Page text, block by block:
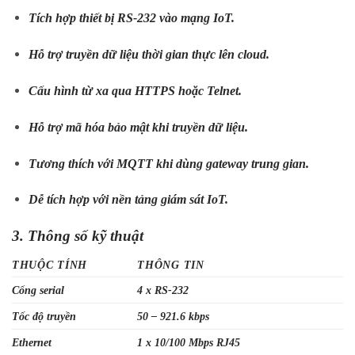
Tích hợp thiết bị RS-232 vào mạng IoT.
Hỗ trợ truyền dữ liệu thời gian thực lên cloud.
Cấu hình từ xa qua HTTPS hoặc Telnet.
Hỗ trợ mã hóa bảo mật khi truyền dữ liệu.
Tương thích với MQTT khi dùng gateway trung gian.
Dễ tích hợp với nền tảng giám sát IoT.
3. Thông số kỹ thuật
THUỘC TÍNH
THÔNG TIN
Cổng serial
4 x RS-232
Tốc độ truyền 50 – 921.6 kbps
Ethernet 1 x 10/100 Mbps RJ45